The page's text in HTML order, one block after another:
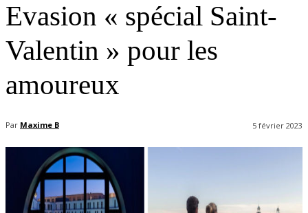
Evasion « spécial Saint-
Valentin » pour les
amoureux
Par Maxime B 5 février 2023